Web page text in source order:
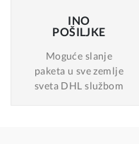
INO
POŠILJKE
Moguće slanje
paketa u sve zemlje
sveta DHL službom